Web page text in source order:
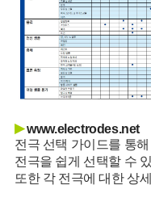
▶ www.electrodes.net
전극 선택 가이드를 통
전극을 쉽게 선택할 수
또한 각 전극에 대한 상